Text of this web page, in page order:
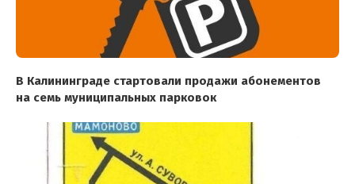
В Калининграде стартовали продажи абонементов
на семь муниципальных парковок